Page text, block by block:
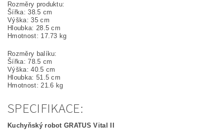
Rozměry produktu:
Šířka: 38.5 cm
Výška: 35 cm
Hloubka: 28.5 cm
Hmotnost: 17.73 kg
Rozměry balíku:
Šířka: 78.5 cm
Výška: 40.5 cm
Hloubka: 51.5 cm
Hmotnost: 21.6 kg
SPECIFIKACE:
Kuchyňský robot GRATUS Vital II